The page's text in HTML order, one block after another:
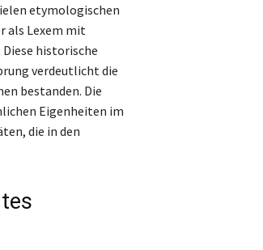
etymologischen
als Lexem mit
historische
verdeutlicht die
bestanden. Die
Eigenheiten im
die in den